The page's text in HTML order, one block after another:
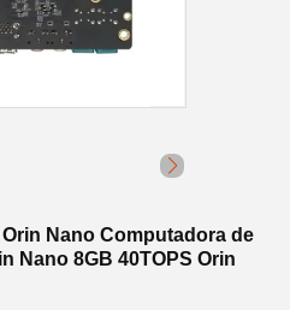
Nano Computadora de
Nano 8GB 40TOPS Orin